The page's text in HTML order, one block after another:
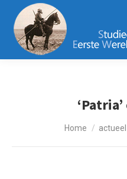
Je bent hier:
Home actueel